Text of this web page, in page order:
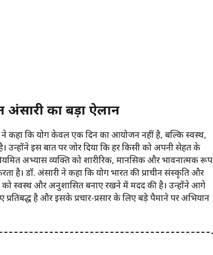
अंसारी का बड़ा ऐलान
ने कहा कि योग केवल एक दिन का आयोजन नहीं है, बल्कि स्वस्थ,
इस बात पर जोर दिया कि हर किसी को अपनी सेहत के
अभ्यास व्यक्ति को शारीरिक, मानसिक और भावनात्मक रूप
है। डॉ. अंसारी ने कहा कि योग भारत की प्राचीन संस्कृति और
स्वस्थ और अनुशासित बनाए रखने में मदद की है। उन्होंने आगे
है और इसके प्रचार-प्रसार के लिए बड़े पैमाने पर अभियान